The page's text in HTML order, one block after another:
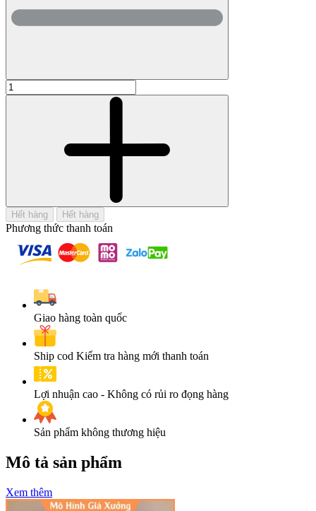
Hết hàng Hết hàng
Phương thức thanh toán
Giao hàng toàn quốc
Ship cod Kiểm tra hàng mới thanh toán
Lợi nhuận cao - Không có rủi ro đọng hàng
Sản phẩm không thương hiệu
Mô tả sản phẩm
Xem thêm